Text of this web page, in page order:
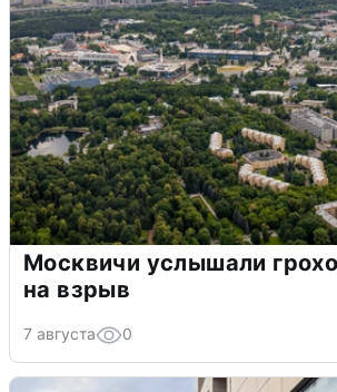
Москвичи услышали
на взрыв
7 августа 0